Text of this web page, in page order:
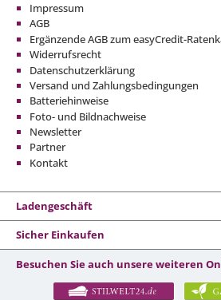
Impressum
AGB
Ergänzende AGB zum easyCredit-
Widerrufsrecht
Datenschutzerklärung
Versand und Zahlungsbedingungen
Batteriehinweise
Foto- und Bildnachweise
Newsletter
Partner
Kontakt
Ladengeschäft
Sicher Einkaufen
Besuchen Sie auch unsere weiteren